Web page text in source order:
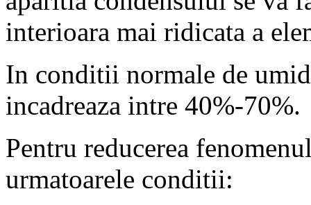
interioara mai ridicata a
In conditii normale de
incadreaza intre 40%-70%.
Pentru reducerea
urmatoarele conditii: